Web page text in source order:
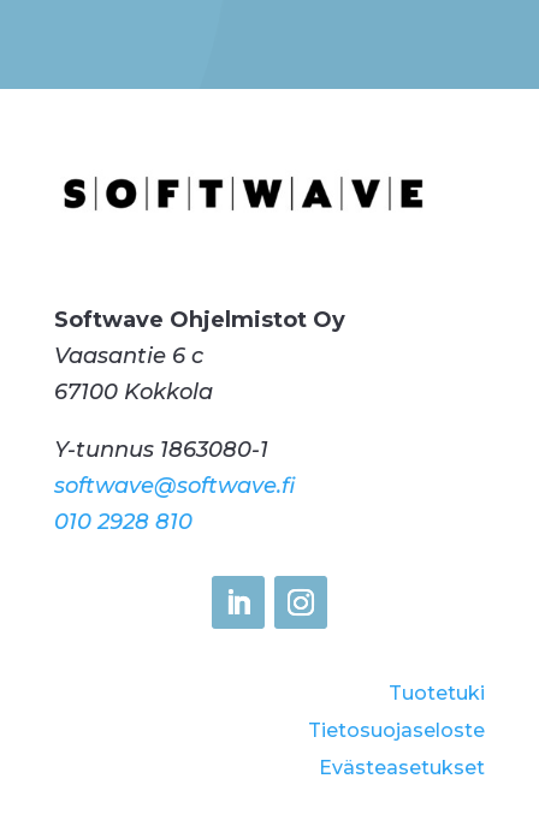
Softwave Ohjelmistot Oy
Vaasantie 6 c
67100 Kokkola
Y-tunnus 1863080-1
softwave@softwave.fi
010 2928 810
Tuotetuki
Tietosuojaseloste
Eväste­asetukset